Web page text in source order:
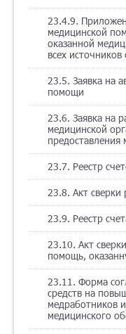
23.4.9.
медицинской
оказанной
всех
23.5. Заявка на
помощи
23.6. Заявка на
медицинской
23.7. Реестр
23.8. Акт сверки
23.9. Реестр
23.10. Акт
помощь,
23.11. Форма
средств на
медработников
медицинского